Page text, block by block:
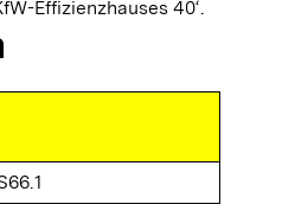
Effizienzhauses 40‘.